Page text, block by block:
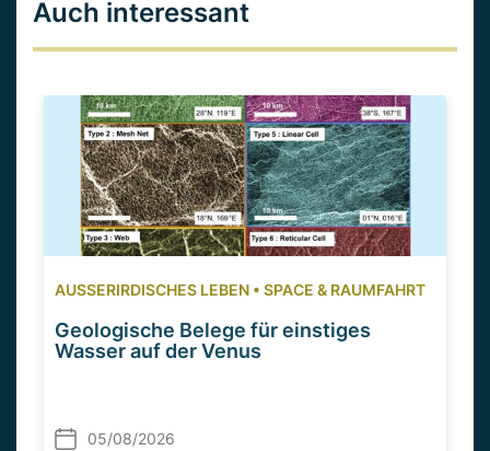
Auch interessant
AUSSERIRDISCHES LEBEN • SPACE & RAUMFAHRT
Geologische Belege für einstiges
Wasser auf der Venus
05/08/2026